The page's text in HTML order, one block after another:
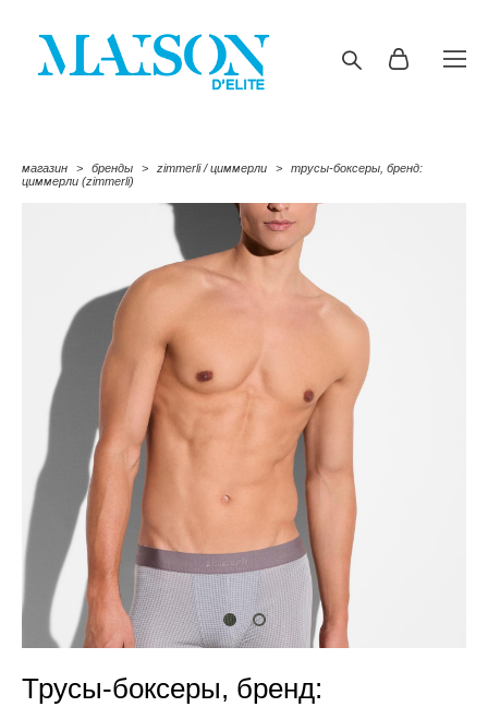
магазин > бренды > zimmerli / циммерли >
трусы-боксеры, бренд:
циммерли (zimmerli)
Трусы-боксеры, бренд: